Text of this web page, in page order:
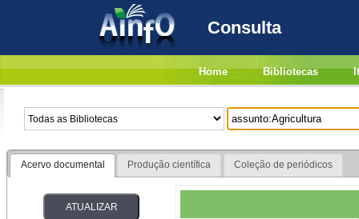
Consulta
Home Bibliotecas
Acervo documental Produção científica Coleção de periódicos